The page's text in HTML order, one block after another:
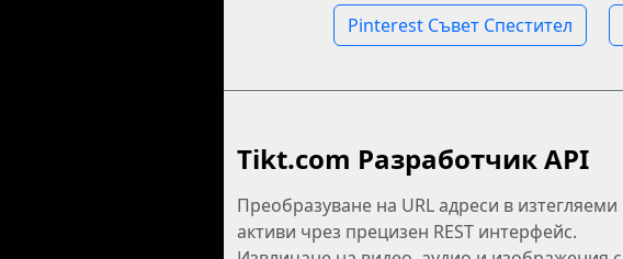
Pinterest Съвет Спестител
Tikt.com Разработчик API
Преобразуване на URL адреси в изтегляеми
активи чрез прецизен REST интерфейс.